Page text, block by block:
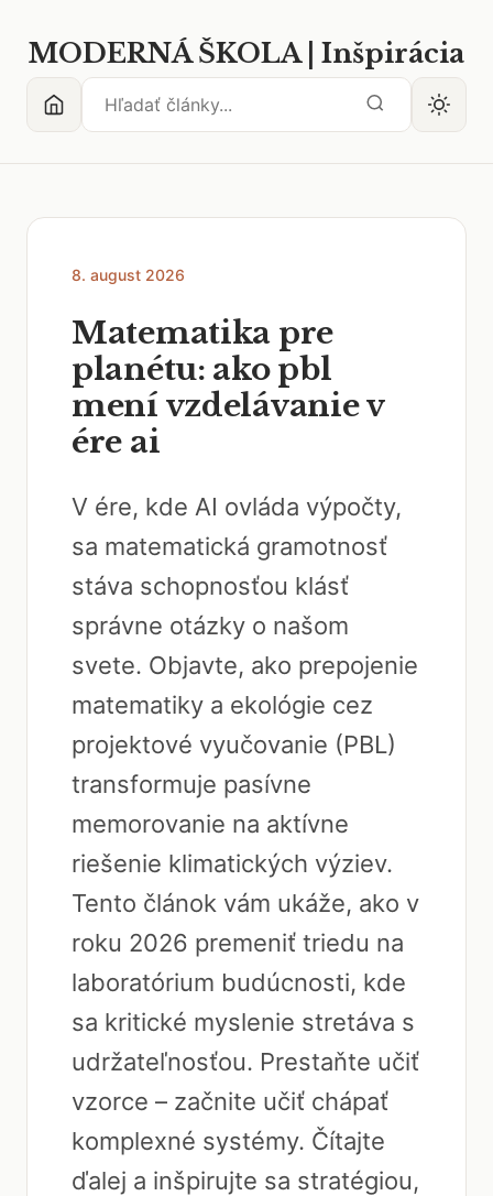
MODERNÁ ŠKOLA | Inšpirácia
8. august 2026
Matematika pre
planétu: ako pbl
mení vzdelávanie v
ére ai
V ére, kde AI ovláda výpočty,
sa matematická gramotnosť
stáva schopnosťou klásť
správne otázky o našom
svete. Objavte, ako prepojenie
matematiky a ekológie cez
projektové vyučovanie (PBL)
transformuje pasívne
memorovanie na aktívne
riešenie klimatických výziev.
Tento článok vám ukáže, ako v
roku 2026 premeniť triedu na
laboratórium budúcnosti, kde
sa kritické myslenie stretáva s
udržateľnosťou. Prestaňte učiť
vzorce – začnite učiť chápať
komplexné systémy. Čítajte
ďalej a inšpirujte sa stratégiou,